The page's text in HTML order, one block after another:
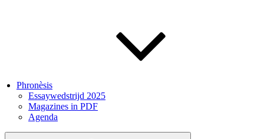
Phronèsis
Essaywedstrijd 2025
Magazines in PDF
Agenda